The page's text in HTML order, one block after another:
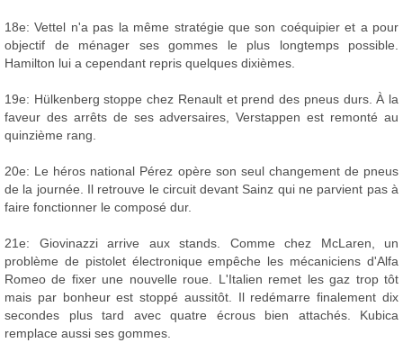
18e: Vettel n'a pas la même stratégie que son coéquipier et a pour
objectif de ménager ses gommes le plus longtemps possible.
Hamilton lui a cependant repris quelques dixièmes.
19e: Hülkenberg stoppe chez Renault et prend des pneus durs. À la
faveur des arrêts de ses adversaires, Verstappen est remonté au
quinzième rang.
20e: Le héros national Pérez opère son seul changement de pneus
de la journée. Il retrouve le circuit devant Sainz qui ne parvient pas à
faire fonctionner le composé dur.
21e: Giovinazzi arrive aux stands. Comme chez McLaren, un
problème de pistolet électronique empêche les mécaniciens d'Alfa
Romeo de fixer une nouvelle roue. L'Italien remet les gaz trop tôt
mais par bonheur est stoppé aussitôt. Il redémarre finalement dix
secondes plus tard avec quatre écrous bien attachés. Kubica
remplace aussi ses gommes.